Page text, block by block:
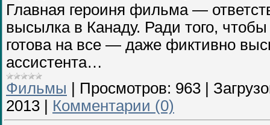
Главная героиня фильма —
высылка в Канаду. Ради того,
готова на все — даже фиктивно
ассистента…
Фильмы
Просмотров: 963
2013
Комментарии (0)